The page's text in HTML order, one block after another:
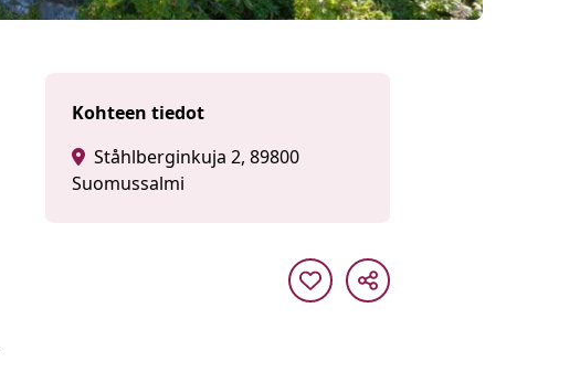
Kohteen tiedot
Ståhlberginkuja 2, 89800
Suomussalmi